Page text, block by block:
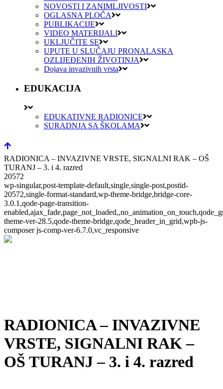
NOVOSTI I ZANIMLJIVOSTI
OGLASNA PLOČA
PUBLIKACIJE
VIDEO MATERIJALI
UKLJUČITE SE
UPUTE U SLUČAJU PRONALASKA
OZLIJEĐENIH ŽIVOTINJA
Dojava invazivnih vrsta
EDUKACIJA
EDUKATIVNE RADIONICE
SURADNJA SA ŠKOLAMA
RADIONICA – INVAZIVNE VRSTE, SIGNALNI RAK – OŠ
TURANJ – 3. i 4. razred
20572
wp-singular,post-template-default,single,single-post,postid-
20572,single-format-standard,wp-theme-bridge,bridge-core-
3.0.1,qode-page-transition-
theme-ver-28.5,qode-theme-bridge,qode_header_in_grid,wpb-js-
composer js-comp-ver-6.7.0,vc_responsive
RADIONICA – INVAZIVNE
VRSTE, SIGNALNI RAK –
OŠ TURANJ – 3. i 4. razred